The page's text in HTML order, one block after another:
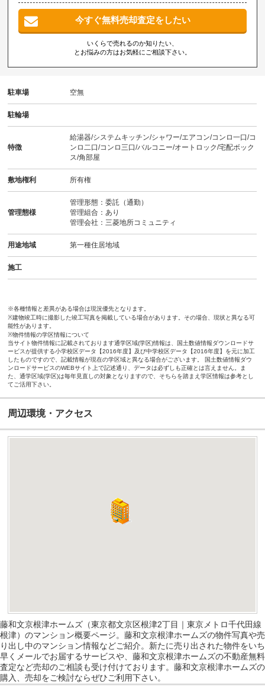
今すぐ無料売却査定をしたい
いくらで売れるのか知りたい、
とお悩みの方はお気軽にご相談下さい。
駐車場 空無
駐輪場
特徴
給湯器/システムキッチン/シャワー/エアコン/コンロ一口/コ
ンロ二口/コンロ三口/バルコニー/オートロック/宅配ボック
ス/角部屋
敷地権利 所有権
管理態様
管理形態：委託（通勤）
管理組合：あり
管理会社：三菱地所コミュニティ
用途地域 第一種住居地域
施工
※各種情報と差異がある場合は現況優先となります。
※建物竣工時に撮影した竣工写真を掲載している場合があります。その場合、現状と異なる可
能性があります。
※物件情報の学区情報について
当サイト物件情報に記載されております通学区域(学区)情報は、国土数値情報ダウンロードサ
ービスが提供する小学校区データ【2016年度】及び中学校区データ【2016年度】を元に加工
したものですので、記載情報が現在の学区域と異なる場合がございます。 国土数値情報ダウ
ンロードサービスのWEBサイト上で記述通り、データは必ずしも正確とは言えません。ま
た、通学区域(学区)は毎年見直しの対象となりますので、そちらを踏まえ学区情報は参考とし
てご活用下さい。
周辺環境・アクセス
藤和文京根津ホームズ（東京都文京区根津2丁目｜東京メトロ千代田線
根津）のマンション概要ページ。藤和文京根津ホームズの物件写真や売
り出し中のマンション情報などご紹介。新たに売り出された物件をいち
早くメールでお届するサービスや、藤和文京根津ホームズの不動産無料
査定など売却のご相談も受け付けております。藤和文京根津ホームズの
購入、売却をご検討ならぜひご利用下さい。